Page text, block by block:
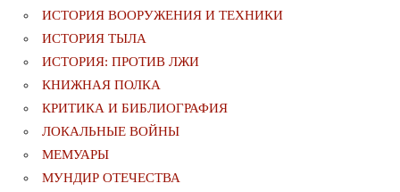
ИСТОРИЯ ВООРУЖЕНИЯ И ТЕХНИКИ
ИСТОРИЯ ТЫЛА
ИСТОРИЯ: ПРОТИВ ЛЖИ
КНИЖНАЯ ПОЛКА
КРИТИКА И БИБЛИОГРАФИЯ
ЛОКАЛЬНЫЕ ВОЙНЫ
МЕМУАРЫ
МУНДИР ОТЕЧЕСТВА